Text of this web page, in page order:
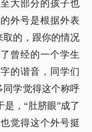
大部分的孩子也
外号是根据外表
取的，跟你的情况
曾经的一个学生
的谐音，同学们
同学觉得这个称呼
，“肚脐眼”成了
觉得这个外号挺